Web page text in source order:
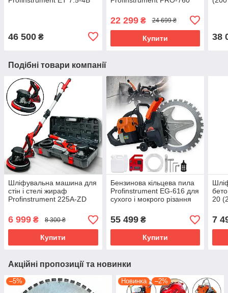
46 500 ₴
22 299₴ 24 699 ₴
Купити 38
Подібні товари компанії
Шліфувальна машина для
стін і стелі жираф
Profinstrument 225A-ZD
6 999 ₴ 8 300 ₴
Купити
Бензинова кільцева пила
Profinstrument EG-616 для
сухого і мокрого різання
55 499₴
Купити
20
7
Акційні пропозиції та новинки
–5% Новинка –2%